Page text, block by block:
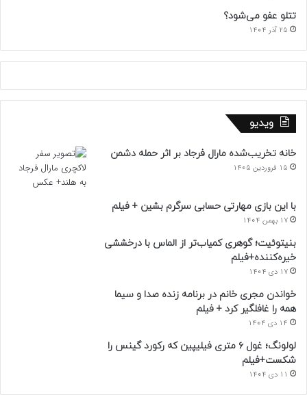
تتلو عفو می‌شود؟
25 آذر 1404
ویدیو
خانه تخریب‌شده مارال فرجاد بر اثر حمله دشمن
15 فروردین 1405
با این بازی مهارتی حسابی سرگرم بشین + فیلم
17 بهمن 1404
بنیتوئیت؛ گوهری کمیاب‌تر از الماس با درخششی
خیره‌کننده+فیلم
17 دی 1404
خواندن مجری خانم در برنامه زنده صدا و سیما
همه را غافلگیر کرد + فیلم
14 دی 1404
لولونگ؛ غول ۶ متری فیلیپین که رکورد گینس را
شکست+فیلم
11 دی 1404